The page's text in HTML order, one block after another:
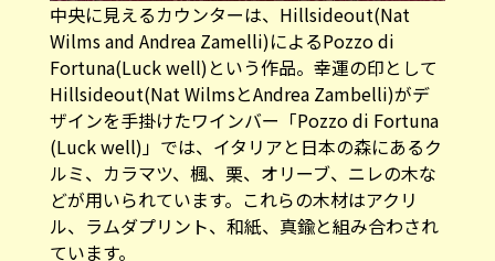
中央に見えるカウンターは、Hillsideout(Nat
Wilms and Andrea Zamelli)によるPozzo di
Fortuna(Luck well)という作品。幸運の印として
Hillsideout(Nat WilmsとAndrea Zambelli)がデ
ザインを手掛けたワインバー「Pozzo di Fortuna
(Luck well)」では、イタリアと日本の森にあるク
ルミ、カラマツ、楓、栗、オリーブ、ニレの木な
どが用いられています。これらの木材はアクリ
ル、ラムダプリント、和紙、真鍮と組み合わされ
ています。